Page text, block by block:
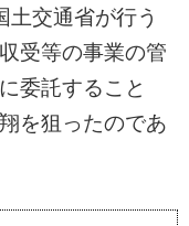
土交通省が行う
受等の事業の管
委託すること
を狙ったのであ